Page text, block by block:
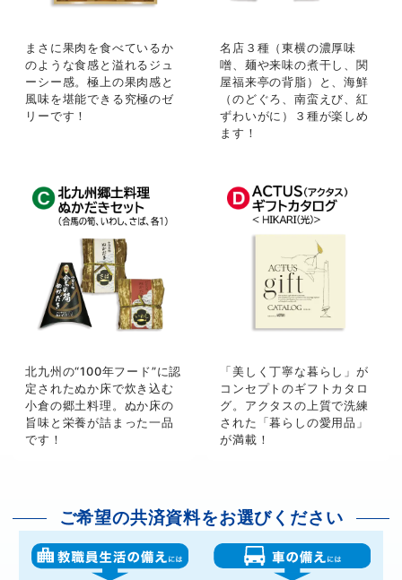
まさに果肉を食べているか
のような食感と溢れるジュ
ーシー感。極上の果肉感と
風味を堪能できる究極のゼ
リーです！
名店３種（東横の濃厚味
噌、麺や来味の煮干し、関
屋福来亭の背脂）と、海鮮
（のどぐろ、南蛮えび、紅
ずわいがに）３種が楽しめ
ます！
北九州の“100年フード”に認
定されたぬか床で炊き込む
小倉の郷土料理。ぬか床の
旨味と栄養が詰まった一品
です！
「美しく丁寧な暮らし」が
コンセプトのギフトカタロ
グ。アクタスの上質で洗練
された「暮らしの愛用品」
が満載！
ご希望の共済資料をお選びください